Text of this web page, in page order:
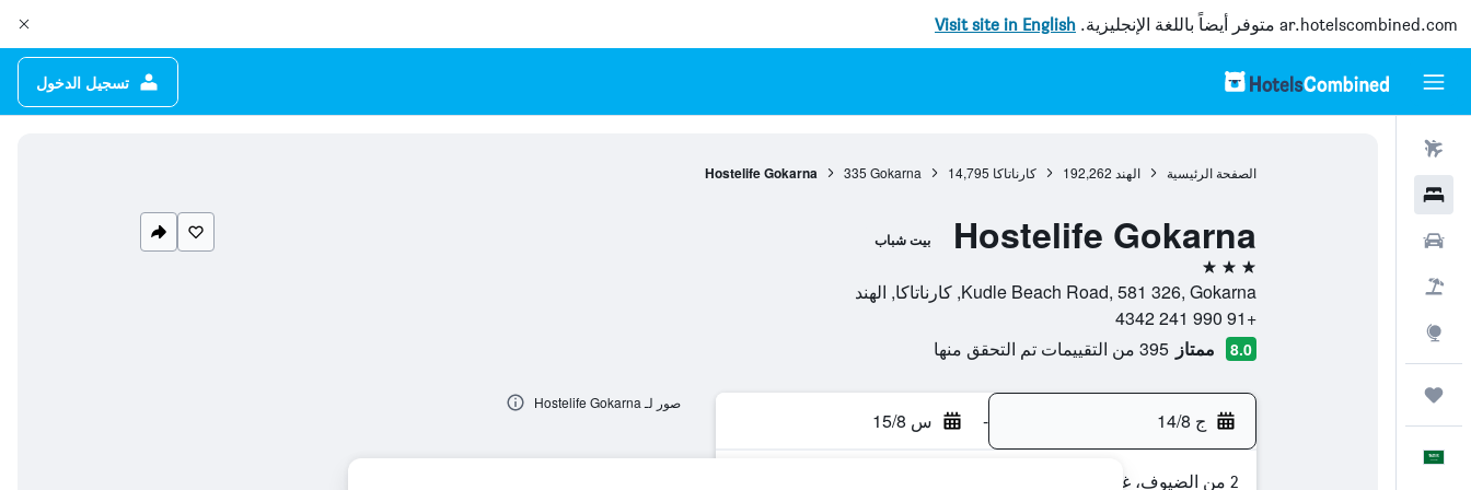
ar.hotelscombined.com متوفر أيضاً باللغة الإنجليزية. Visit site in English
تسجيل الدخول
الصفحة الرئيسية الهند 192,262 كارناتاكا 14,795
Gokarna
335
Hostelife Gokarna
Hostelife Gokarna بيت شباب
3 نجوم
Kudle Beach Road, 581 326, Gokarna, كارناتاكا, الهند
+91 990 241 4342
8.0 ممتاز 395 من التقييمات تم التحقق منها
ج 14/8 - س 15/8
2 من الضيوف، غرفة واحدة
صور لـ Hostelife Gokarna